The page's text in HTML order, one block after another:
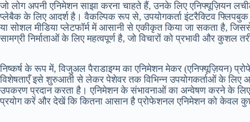
जो लोग अपनी एनिमेशन साझा करना चाहते हैं, उनके लिए एनिफ्यूज़ियन
प्लेबैक के लिए आदर्श है। वैकल्पिक रूप से, उपयोगकर्ता इंटरैक्टिव
या सोशल मीडिया प्लेटफॉर्म में आसानी से एकीकृत किया जा सकता है,
सामग्री निर्माताओं के लिए महत्वपूर्ण है, जो विचारों को प्रभावी और
निष्कर्ष के रूप में, विजुअल पैराडाइग्म का एनिमेशन मेकर (एनिफ्यूज़ियन)
विशेषताएँ इसे शुरुआती से लेकर पेशेवर तक विभिन्न उपयोगकर्ताओं के लिए
उपकरण प्रदान करता है। एनिमेशन के संभावनाओं का अन्वेषण करने के लिए
प्रयोग करें और देखें कि कितना आसान है प्रोफेशनल एनिमेशन को केवल